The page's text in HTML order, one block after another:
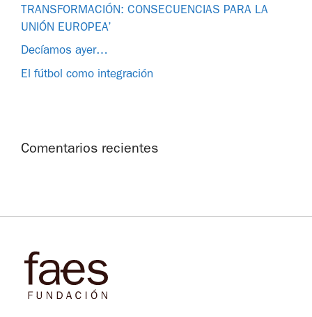
TRANSFORMACIÓN: CONSECUENCIAS PARA LA
UNIÓN EUROPEA’
Decíamos ayer…
El fútbol como integración
Comentarios recientes